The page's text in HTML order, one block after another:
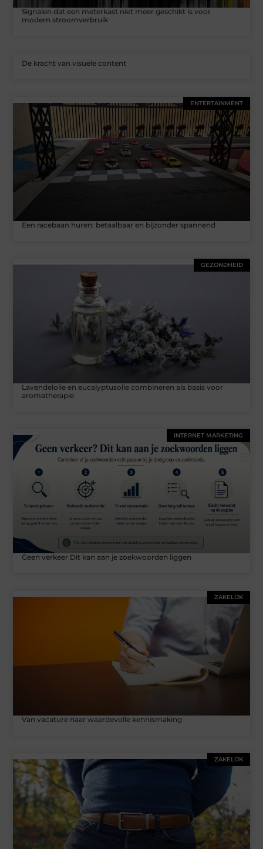
Signalen dat een meterkast niet meer geschikt is voor
modern stroomverbruik
De kracht van visuele content
ENTERTAINMENT
Een racebaan huren: betaalbaar en bijzonder spannend
GEZONDHEID
Lavendelolie en eucalyptusolie combineren als basis voor
aromatherapie
INTERNET MARKETING
Geen verkeer Dit kan aan je zoekwoorden liggen
ZAKELIJK
Van vacature naar waardevolle kennismaking
ZAKELIJK